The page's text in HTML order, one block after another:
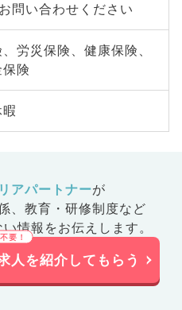
問い合わせください
労災保険、健康保険、
険
アパートナーが
、 教育・研修制度など
情報をお伝えします。
人を紹介してもらう